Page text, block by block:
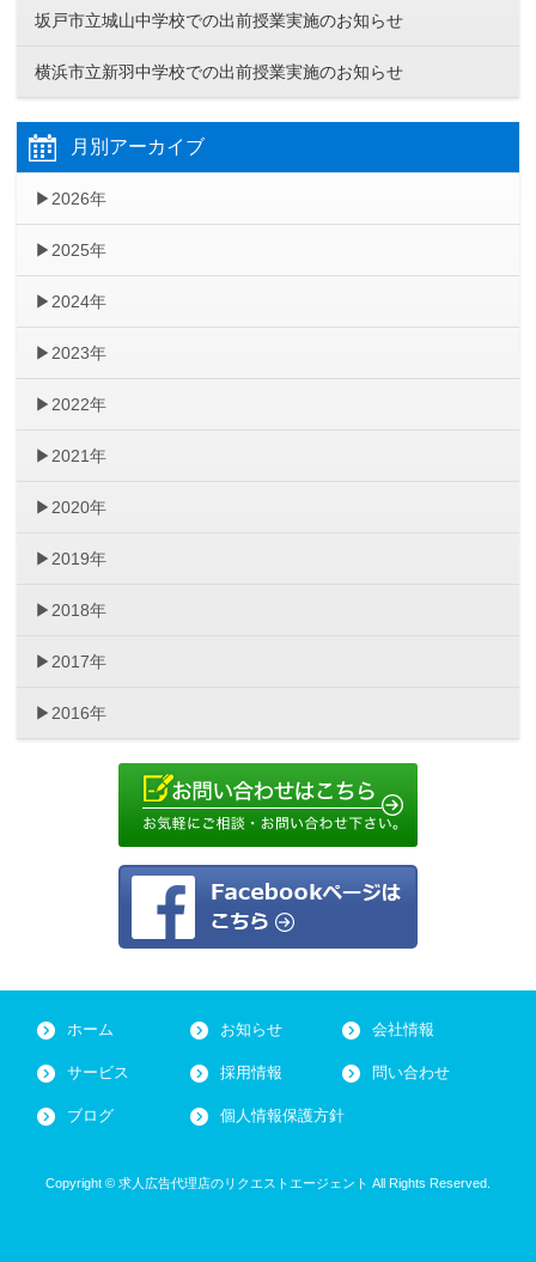
坂戸市立城山中学校での出前授業実施のお知らせ
横浜市立新羽中学校での出前授業実施のお知らせ
月別アーカイブ
2026年
2025年
2024年
2023年
2022年
2021年
2020年
2019年
2018年
2017年
2016年
ホーム お知らせ 会社情報
サービス 採用情報 問い合わせ
ブログ 個人情報保護方針
Copyright © 求人広告代理店のリクエストエージェント All Rights Reserved.